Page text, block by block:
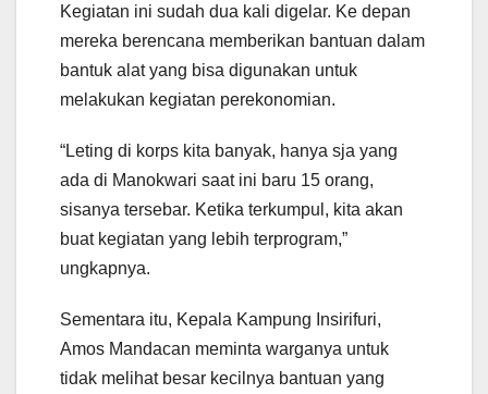
Kegiatan ini sudah dua kali digelar. Ke depan
mereka berencana memberikan bantuan dalam
bantuk alat yang bisa digunakan untuk
melakukan kegiatan perekonomian.
“Leting di korps kita banyak, hanya sja yang
ada di Manokwari saat ini baru 15 orang,
sisanya tersebar. Ketika terkumpul, kita akan
buat kegiatan yang lebih terprogram,”
ungkapnya.
Sementara itu, Kepala Kampung Insirifuri,
Amos Mandacan meminta warganya untuk
tidak melihat besar kecilnya bantuan yang